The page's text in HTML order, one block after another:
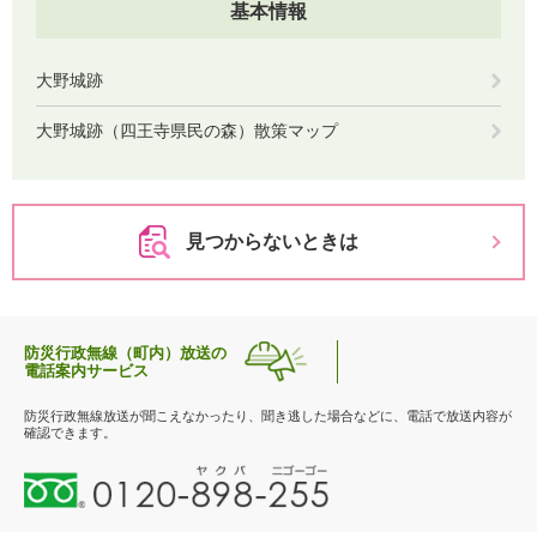
基本情報
大野城跡
大野城跡（四王寺県民の森）散策マップ
見つからないときは
防災行政無線（町内）放送の
電話案内サービス
防災行政無線放送が聞こえなかったり、聞き逃した場合などに、電話で放送内容が
確認できます。
0
1